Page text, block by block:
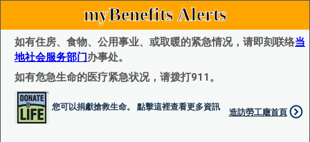
myBenefits Alerts
如有住房、食物、公用事业、或取暖的紧急情况，请即刻联络当
地社会服务部门办事处。
如有危急生命的医疗紧急状况，请拨打911。
您可以捐獻搶救生命。 點擊這裡查看更多資訊
造訪勞工廰首頁